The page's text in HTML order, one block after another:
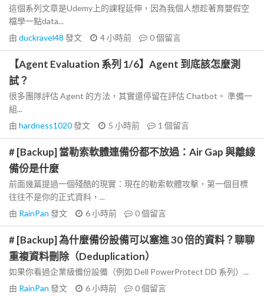
這個系列文章是Udemy上的課程延伸，因為我個人想趁著育嬰假空
檔學一點data...
由 duckravel48 發文 4 小時前 0個留言
【Agent Evaluation 系列 1/6】Agent 到底該怎麼測
試？
很多團隊評估 Agent 的方法，其實還停留在評估 Chatbot。 準備一
組...
由 hardness1020發文 5 小時前 1 個留言
# [Backup] 當勒索軟體連備份都不放過：Air Gap 與離線
備份是什麼
前面幾篇提過一個殘酷的現實：現在的勒索軟體攻擊，第一個目標
往往不是你的正式資料，...
由 RainPan 發文 6 小時前 0個留言
# [Backup] 為什麼備份設備可以塞進 30 倍的資料？聊聊
重複資料刪除（Deduplication）
如果你看過企業級備份設備（例如 Dell PowerProtect DD 系列）...
由 RainPan 發文 6 小時前 0個留言